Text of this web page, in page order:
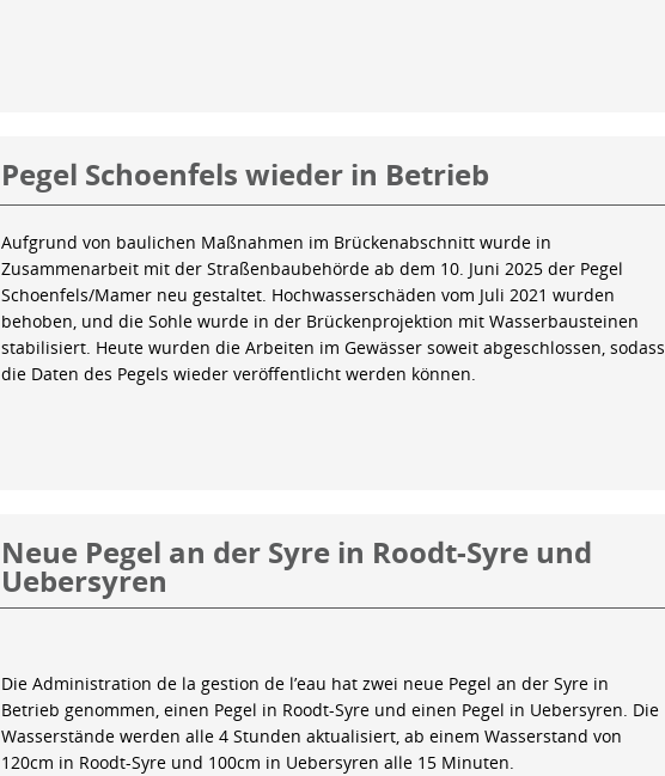
Pegel Schoenfels wieder in Betrieb
Aufgrund von baulichen Maßnahmen im Brückenabschnitt wurde in
Zusammenarbeit mit der Straßenbaubehörde ab dem 10. Juni 2025 der Pegel
Schoenfels/Mamer neu gestaltet. Hochwasserschäden vom Juli 2021 wurden
behoben, und die Sohle wurde in der Brückenprojektion mit Wasserbausteinen
stabilisiert. Heute wurden die Arbeiten im Gewässer soweit abgeschlossen, sodass
die Daten des Pegels wieder veröffentlicht werden können.
Neue Pegel an der Syre in Roodt-Syre und
Uebersyren
Die Administration de la gestion de l’eau hat zwei neue Pegel an der Syre in
Betrieb genommen, einen Pegel in Roodt-Syre und einen Pegel in Uebersyren. Die
Wasserstände werden alle 4 Stunden aktualisiert, ab einem Wasserstand von
120cm in Roodt-Syre und 100cm in Uebersyren alle 15 Minuten.